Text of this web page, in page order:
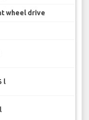
wheel drive
l